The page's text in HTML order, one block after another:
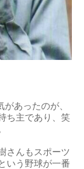
あったのが、
ち主であり、笑
さんもスポーツ
いう野球が一番